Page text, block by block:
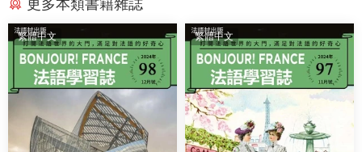
更多本類書籍雜誌
繁體中文 繁體中文